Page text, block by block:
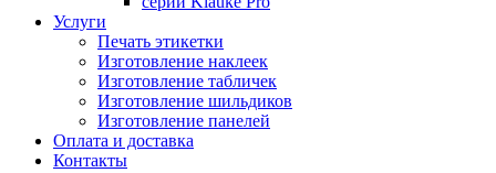
Услуги
Печать этикетки
Изготовление наклеек
Изготовление табличек
Изготовление шильдиков
Изготовление панелей
Оплата и доставка
Контакты